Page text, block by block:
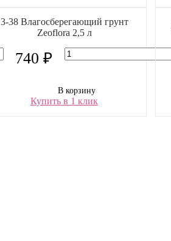
3-38 Влагосберегающий грунт
Zeoflora 2,5 л
740 ₽
В корзину
Купить в 1 клик